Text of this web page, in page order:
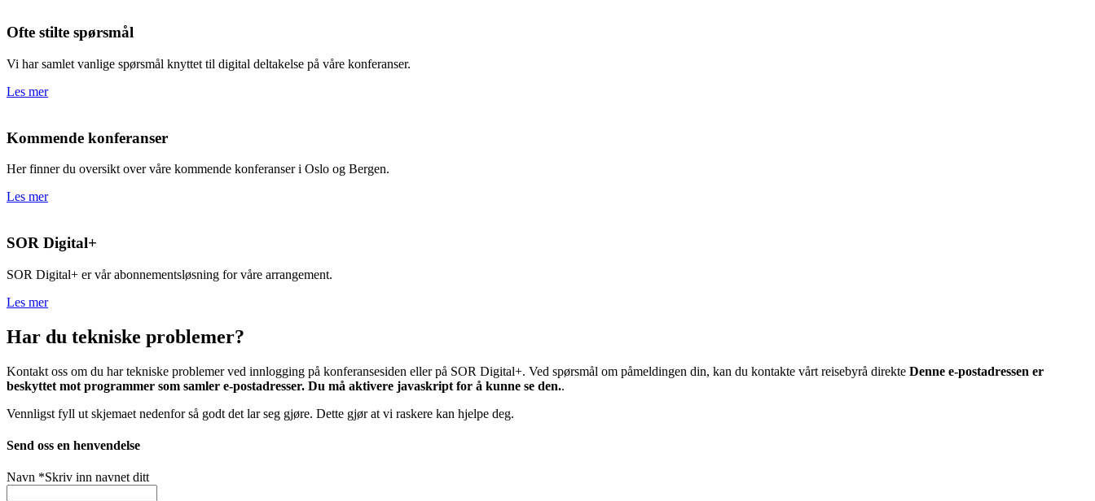
Ofte stilte spørsmål
Vi har samlet vanlige spørsmål knyttet til digital deltakelse på våre konferanser.
Les mer
Kommende konferanser
Her finner du oversikt over våre kommende konferanser i Oslo og Bergen.
Les mer
SOR Digital+
SOR Digital+ er vår abonnementsløsning for våre arrangement.
Les mer
Har du tekniske problemer?
Kontakt oss om du har tekniske problemer ved innlogging på konferansesiden eller på SOR Digital+. Ved spørsmål om påmeldingen din, kan du kontakte vårt reisebyrå direkte Denne e-postadressen er
beskyttet mot programmer som samler e-postadresser. Du må aktivere javaskript for å kunne se den..
Vennligst fyll ut skjemaet nedenfor så godt det lar seg gjøre. Dette gjør at vi raskere kan hjelpe deg.
Send oss en henvendelse
Navn *Skriv inn navnet ditt